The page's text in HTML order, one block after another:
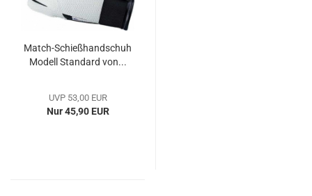
Match-Schießhandschuh
Modell Standard von...
UVP 53,00 EUR
Nur 45,90 EUR